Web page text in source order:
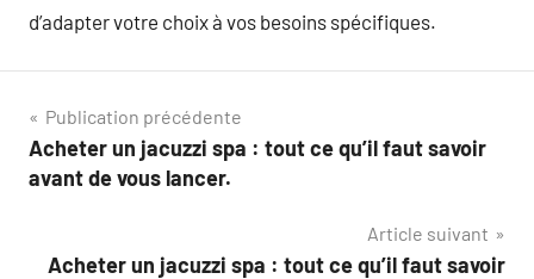
d’adapter votre choix à vos besoins spécifiques.
Navigation
de
Publication précédente
Acheter un jacuzzi spa : tout ce qu’il faut savoir
avant de vous lancer.
Article suivant
Acheter un jacuzzi spa : tout ce qu’il faut savoir